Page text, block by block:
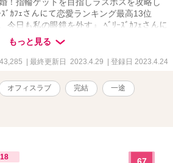
ﾞｶﾌｪさんにて恋愛ランキング最高13位
今日も私の眼鏡を外す』 ﾍﾞﾘｰｽﾞｶﾌｪさんに
『この夏、人生で初めて海にいく』 エブ
ドランキング最高32位 『女神達が愛した
恋愛トレンドランキング最高66位 『初めて
トレンドランキング最高9位 他サイトで
17 私の物語は全てがシリーズになってお
でも楽しめるかと思います。 伏線のよう
ばかりなので、途中まではよく分からな
もっと見る
| 最終更新日 2023.4.29 | 登録日 2023.4.24
オフィスラブ 完結 一途
67